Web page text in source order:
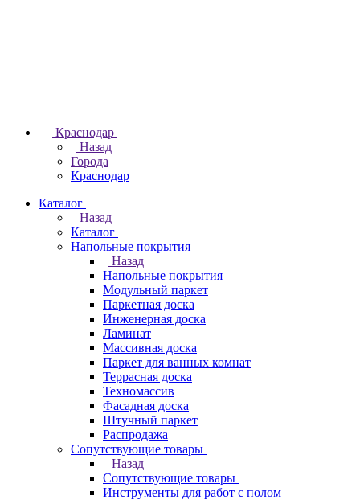
Краснодар
Назад
Города
Краснодар
Каталог
Назад
Каталог
Напольные покрытия
Назад
Напольные покрытия
Модульный паркет
Паркетная доска
Инженерная доска
Ламинат
Массивная доска
Паркет для ванных комнат
Террасная доска
Техномассив
Фасадная доска
Штучный паркет
Распродажа
Сопутствующие товары
Назад
Сопутствующие товары
Инструменты для работ с полом